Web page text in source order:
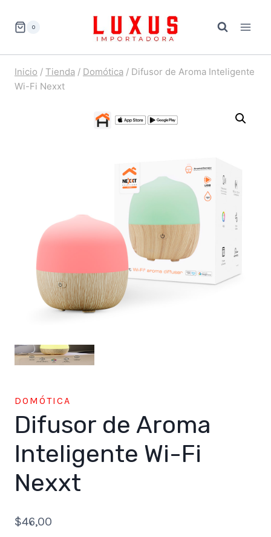
0
Inicio / Tienda / Domótica / Difusor de Aroma Inteligente
Wi-Fi Nexxt
DOMÓTICA
Difusor de Aroma
Inteligente Wi-Fi
Nexxt
$46,00